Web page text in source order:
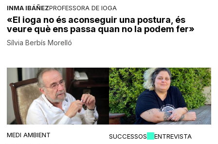
INMA IBÁÑEZPROFESSORA DE IOGA
«El ioga no és aconseguir una postura, és
veure què ens passa quan no la podem fer»
Sílvia Berbís Morelló
MEDI AMBIENT
SUCCESSOS
ENTREVISTA